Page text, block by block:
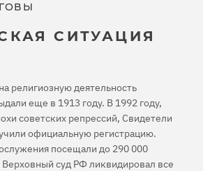
СИТУАЦИЯ
религиозную деятельность
еще в 1913 году. В 1992 году,
советских репрессий, Свидетели
официальную регистрацию.
посещали до 290 000
суд РФ ликвидировал все